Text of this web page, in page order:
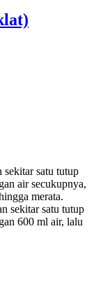
sekitar satu tutup
air secukupnya,
merata.
sekitar satu tutup
600 ml air, lalu